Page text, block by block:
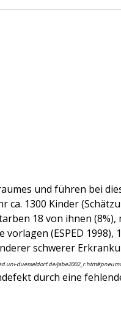
und führen bei
ca. 1300 Kinder
18 von ihnen
(ESPED 1998),
schwerer
duesseldorf.de/
durch eine